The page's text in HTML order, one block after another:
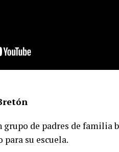
grupo de padres de
su escuela.